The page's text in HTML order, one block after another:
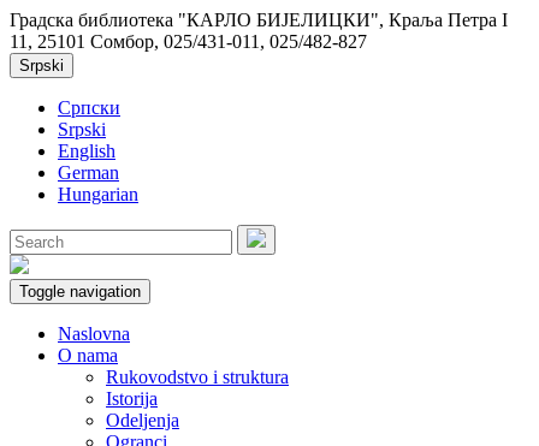
Градска библиотека "КАРЛО БИЈЕЛИЦКИ", Краља Петра I
11, 25101 Сомбор, 025/431-011, 025/482-827
Srpski
Српски
Srpski
English
German
Hungarian
Toggle navigation
Naslovna
O nama
Rukovodstvo i struktura
Istorija
Odeljenja
Ogranci